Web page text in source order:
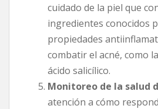
cuidado de la piel que
ingredientes conocidos
propiedades
combatir el acné, como
ácido salicílico.
Monitoreo de la salud
atención a cómo